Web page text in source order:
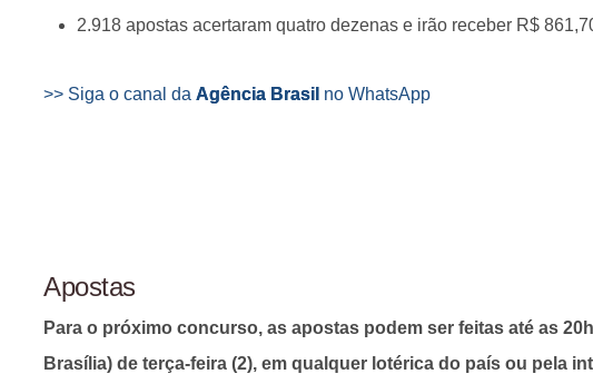
2.918 apostas acertaram quatro dezenas e irão receber R$
>> Siga o canal da Agência Brasil no WhatsApp
Apostas
Para o próximo concurso, as apostas podem ser feitas até as
Brasília) de terça-feira (2), em qualquer lotérica do país ou pela